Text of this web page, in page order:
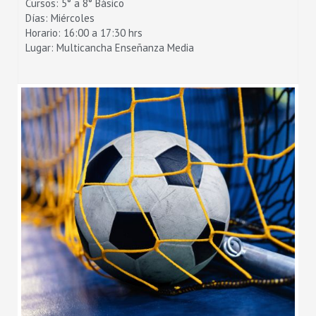
Cursos: 5° a 8° Básico
Días: Miércoles
Horario: 16:00 a 17:30 hrs
Lugar: Multicancha Enseñanza Media